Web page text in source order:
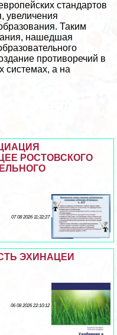
стандартов
увеличения
Таким
нашедшая
противоречий в
системах, а на
РОСТОВСКОГО
07 08 2026 11:32:27
ЭХИНАЦЕИ
06 08 2026 22:10:12